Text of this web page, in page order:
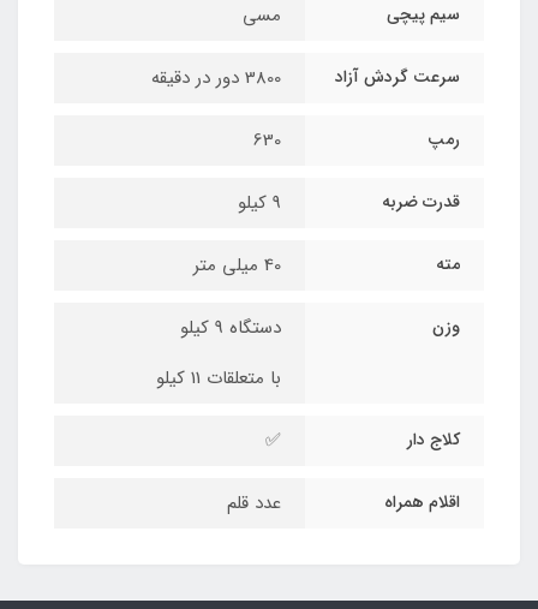
سیم پیچی مسی
سرعت گردش آزاد 3800 دور در دقیقه
رمپ 630
قدرت ضربه 9 کیلو
مته 40 میلی متر
وزن
دستگاه 9 کیلو
با متعلقات 11 کیلو
کلاج دار ✅
اقلام همراه عدد قلم